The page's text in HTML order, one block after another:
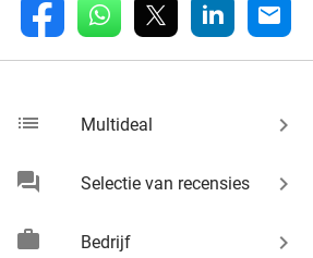
fb whatsapp linkedin mail
list Multideal keyboard_arrow_right
chat Selectie van recensies keyboard_arrow_right
work Bedrijf keyboard_arrow_right